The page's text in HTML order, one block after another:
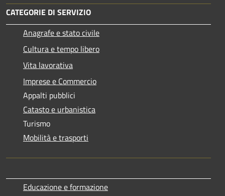
CATEGORIE DI SERVIZIO
Anagrafe e stato civile
Cultura e tempo libero
Vita lavorativa
Imprese e Commercio
Appalti pubblici
Catasto e urbanistica
Turismo
Mobilità e trasporti
Educazione e formazione